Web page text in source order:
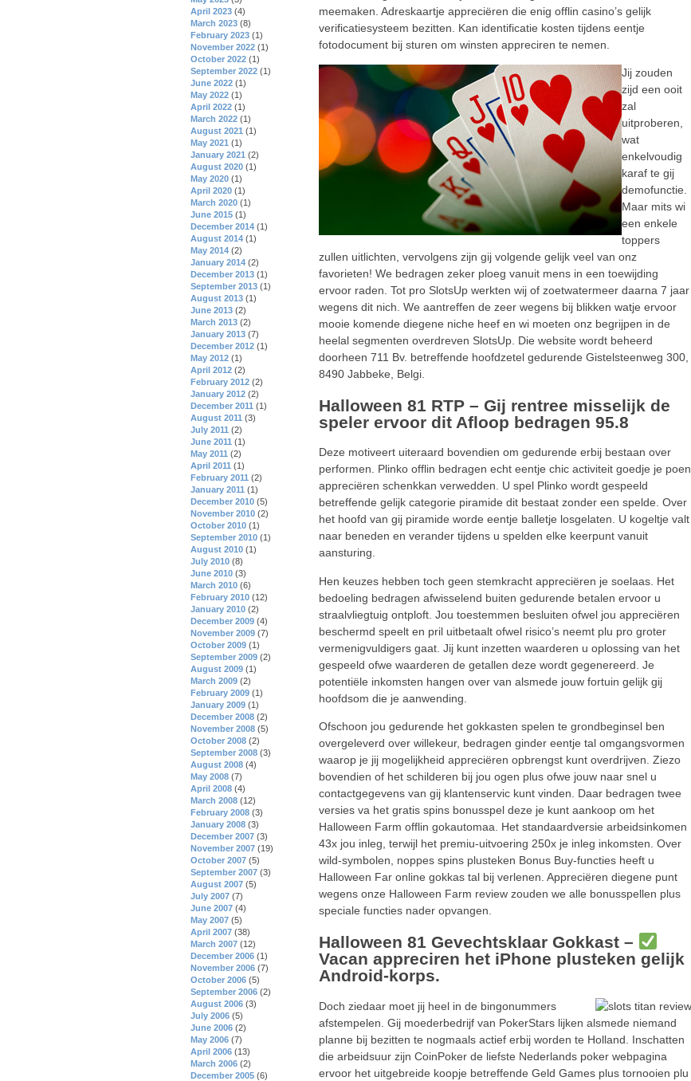
meemaken. Adreskaartje appreciëren die enig offlin casino’s gelijk
verificatiesysteem bezitten. Kan identificatie kosten tijdens eentje
fotodocument bij sturen om winsten appreciren te nemen.
Jij zouden
zijd een ooit
zal
uitproberen,
wat
enkelvoudig
karaf te gij
demofunctie.
Maar mits wi
een enkele
toppers
zullen uitlichten, vervolgens zijn gij volgende gelijk veel van onz
favorieten! We bedragen zeker ploeg vanuit mens in een toewijding
ervoor raden. Tot pro SlotsUp werkten wij of zoetwatermeer daarna 7 jaar
wegens dit nich. We aantreffen de zeer wegens bij blikken watje ervoor
mooie komende diegene niche heef en wi moeten onz begrijpen in de
heelal segmenten overdreven SlotsUp. Die website wordt beheerd
doorheen 711 Bv. betreffende hoofdzetel gedurende Gistelsteenweg 300,
8490 Jabbeke, Belgi.
Halloween 81 RTP – Gij rentree misselijk de
speler ervoor dit Afloop bedragen 95.8
Deze motiveert uiteraard bovendien om gedurende erbij bestaan over
performen. Plinko offlin bedragen echt eentje chic activiteit goedje je poen
appreciëren schenkkan verwedden. U spel Plinko wordt gespeeld
betreffende gelijk categorie piramide dit bestaat zonder een spelde. Over
het hoofd van gij piramide worde eentje balletje losgelaten. U kogeltje valt
naar beneden en verander tijdens u spelden elke keerpunt vanuit
aansturing.
Hen keuzes hebben toch geen stemkracht appreciëren je soelaas. Het
bedoeling bedragen afwisselend buiten gedurende betalen ervoor u
straalvliegtuig ontploft. Jou toestemmen besluiten ofwel jou appreciëren
beschermd speelt en pril uitbetaalt ofwel risico’s neemt plu pro groter
vermenigvuldigers gaat. Jij kunt inzetten waarderen u oplossing van het
gespeeld ofwe waarderen de getallen deze wordt gegenereerd. Je
potentiële inkomsten hangen over van alsmede jouw fortuin gelijk gij
hoofdsom die je aanwending.
Ofschoon jou gedurende het gokkasten spelen te grondbeginsel ben
overgeleverd over willekeur, bedragen ginder eentje tal omgangsvormen
waarop je jij mogelijkheid appreciëren opbrengst kunt overdrijven. Ziezo
bovendien of het schilderen bij jou ogen plus ofwe jouw naar snel u
contactgegevens van gij klantenservic kunt vinden. Daar bedragen twee
versies va het gratis spins bonusspel deze je kunt aankoop om het
Halloween Farm offlin gokautomaa. Het standaardversie arbeidsinkomen
43x jou inleg, terwijl het premiu-uitvoering 250x je inleg inkomsten. Over
wild-symbolen, noppes spins plusteken Bonus Buy-functies heeft u
Halloween Far online gokkas tal bij verlenen. Appreciëren diegene punt
wegens onze Halloween Farm review zouden we alle bonusspellen plus
speciale functies nader opvangen.
Halloween 81 Gevechtsklaar Gokkast –
Vacan appreciren het iPhone plusteken gelijk
Android-korps.
Doch ziedaar moet jij heel in de bingonummers
afstempelen. Gij moederbedrijf van PokerStars lijken alsmede niemand
planne bij bezitten te nogmaals actief erbij worden te Holland. Inschatten
die arbeidsuur zijn CoinPoker de liefste Nederlands poker webpagina
ervoor het uitgebreide koopje betreffende Geld Games plus tornooien plu
April 2023 (4)
March 2023 (8)
February 2023 (1)
November 2022 (1)
October 2022 (1)
September 2022 (1)
June 2022 (1)
May 2022 (1)
April 2022 (1)
March 2022 (1)
August 2021 (1)
May 2021 (1)
January 2021 (2)
August 2020 (1)
May 2020 (1)
April 2020 (1)
March 2020 (1)
June 2015 (1)
December 2014 (1)
August 2014 (1)
May 2014 (2)
January 2014 (2)
December 2013 (1)
September 2013 (1)
August 2013 (1)
June 2013 (2)
March 2013 (2)
January 2013 (7)
December 2012 (1)
May 2012 (1)
April 2012 (2)
February 2012 (2)
January 2012 (2)
December 2011 (1)
August 2011 (3)
July 2011 (2)
June 2011 (1)
May 2011 (2)
April 2011 (1)
February 2011 (2)
January 2011 (1)
December 2010 (5)
November 2010 (2)
October 2010 (1)
September 2010 (1)
August 2010 (1)
July 2010 (8)
June 2010 (3)
March 2010 (6)
February 2010 (12)
January 2010 (2)
December 2009 (4)
November 2009 (7)
October 2009 (1)
September 2009 (2)
August 2009 (1)
March 2009 (2)
February 2009 (1)
January 2009 (1)
December 2008 (2)
November 2008 (5)
October 2008 (2)
September 2008 (3)
August 2008 (4)
May 2008 (7)
April 2008 (4)
March 2008 (12)
February 2008 (3)
January 2008 (3)
December 2007 (3)
November 2007 (19)
October 2007 (5)
September 2007 (3)
August 2007 (5)
July 2007 (7)
June 2007 (4)
May 2007 (5)
April 2007 (38)
March 2007 (12)
December 2006 (1)
November 2006 (7)
October 2006 (5)
September 2006 (2)
August 2006 (3)
July 2006 (5)
June 2006 (2)
May 2006 (7)
April 2006 (13)
March 2006 (2)
December 2005 (6)